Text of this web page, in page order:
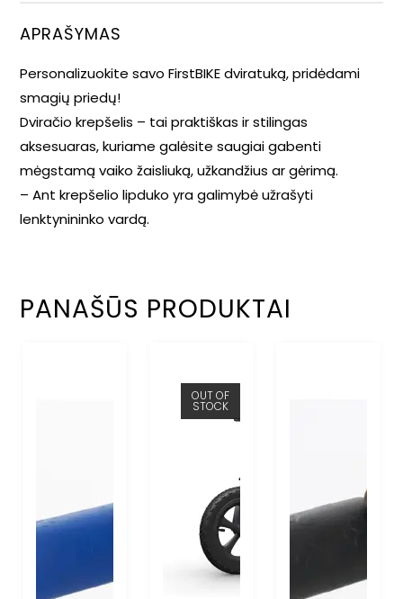
APRAŠYMAS
Personalizuokite savo FirstBIKE dviratuką, pridėdami
smagių priedų!
Dviračio krepšelis – tai praktiškas ir stilingas
aksesuaras, kuriame galėsite saugiai gabenti
mėgstamą vaiko žaisliuką, užkandžius ar gėrimą.
– Ant krepšelio lipduko yra galimybė užrašyti
lenktynininko vardą.
PANAŠŪS PRODUKTAI
OUT OF
STOCK